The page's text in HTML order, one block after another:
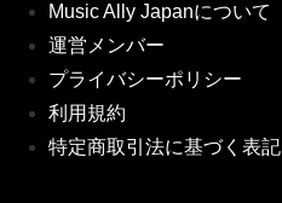
Music Ally Japanについて
運営メンバー
プライバシーポリシー
利用規約
特定商取引法に基づく表記